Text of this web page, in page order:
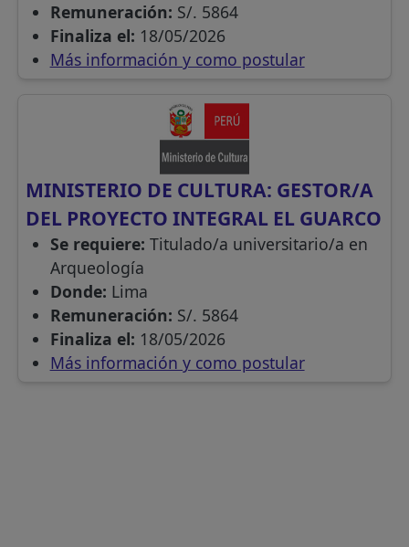
Remuneración: S/. 5864
Finaliza el: 18/05/2026
Más información y como postular
MINISTERIO DE CULTURA: GESTOR/A
DEL PROYECTO INTEGRAL EL GUARCO
Se requiere: Titulado/a universitario/a en
Arqueología
Donde: Lima
Remuneración: S/. 5864
Finaliza el: 18/05/2026
Más información y como postular